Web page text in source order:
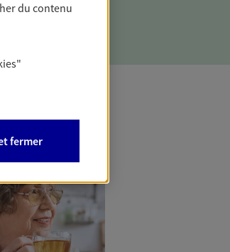
du contenu
"
fermer